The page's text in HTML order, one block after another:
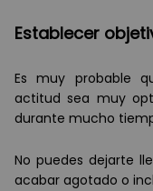
Establecer
Es muy probable
actitud sea muy
durante mucho
No puedes dejarte
acabar agotado o